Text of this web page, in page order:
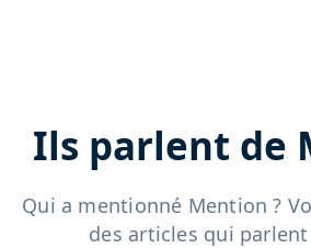
Ils parlent de
Qui a mentionné Mention ?
des articles qui